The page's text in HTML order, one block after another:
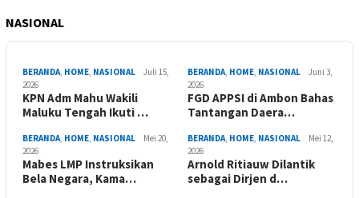
NASIONAL
BERANDA, HOME, NASIONAL
Juli 15,
2026
KPN Adm Mahu Wakili
Maluku Tengah Ikuti …
BERANDA, HOME, NASIONAL
Juni 3,
2026
FGD APPSI di Ambon Bahas
Tantangan Daera…
BERANDA, HOME, NASIONAL
Mei 20,
2026
Mabes LMP Instruksikan
Bela Negara, Kama…
BERANDA, HOME, NASIONAL
Mei 12,
2026
Arnold Ritiauw Dilantik
sebagai Dirjen d…